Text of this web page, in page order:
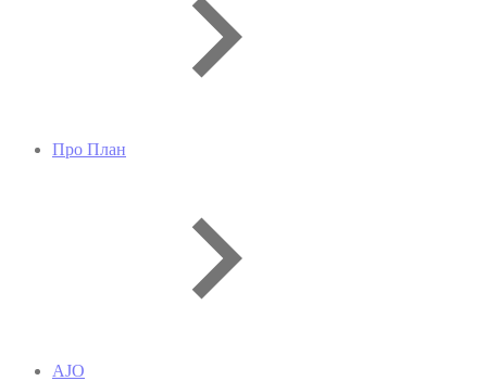
Про План
AJO